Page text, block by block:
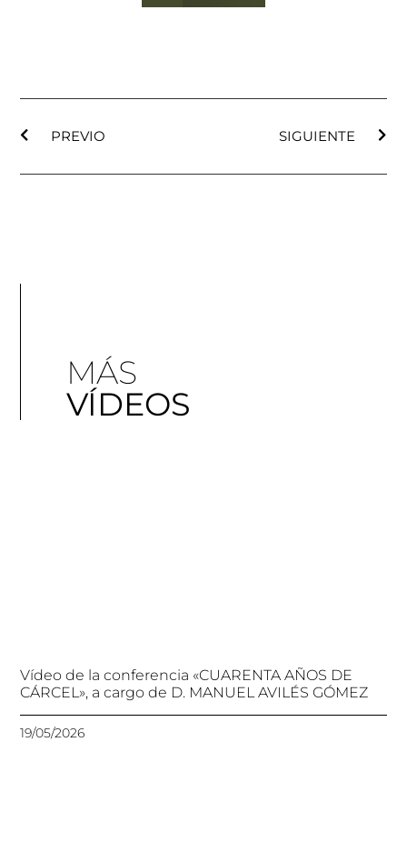
PREVIO SIGUIENTE
MÁS
VÍDEOS
Vídeo de la conferencia «CUARENTA AÑOS DE
CÁRCEL», a cargo de D. MANUEL AVILÉS GÓMEZ
19/05/2026